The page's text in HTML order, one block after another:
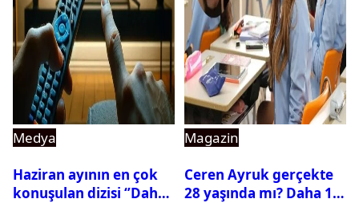
Medya
Haziran ayının en çok
konuşulan dizisi ‘’Daha
Magazin
Ceren Ayruk gerçekte
28 yaşında mı? Daha 17